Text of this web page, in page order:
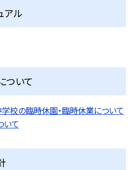
アル
ついて
校の臨時休園・臨時休業について
いて